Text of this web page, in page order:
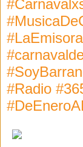
#Radio